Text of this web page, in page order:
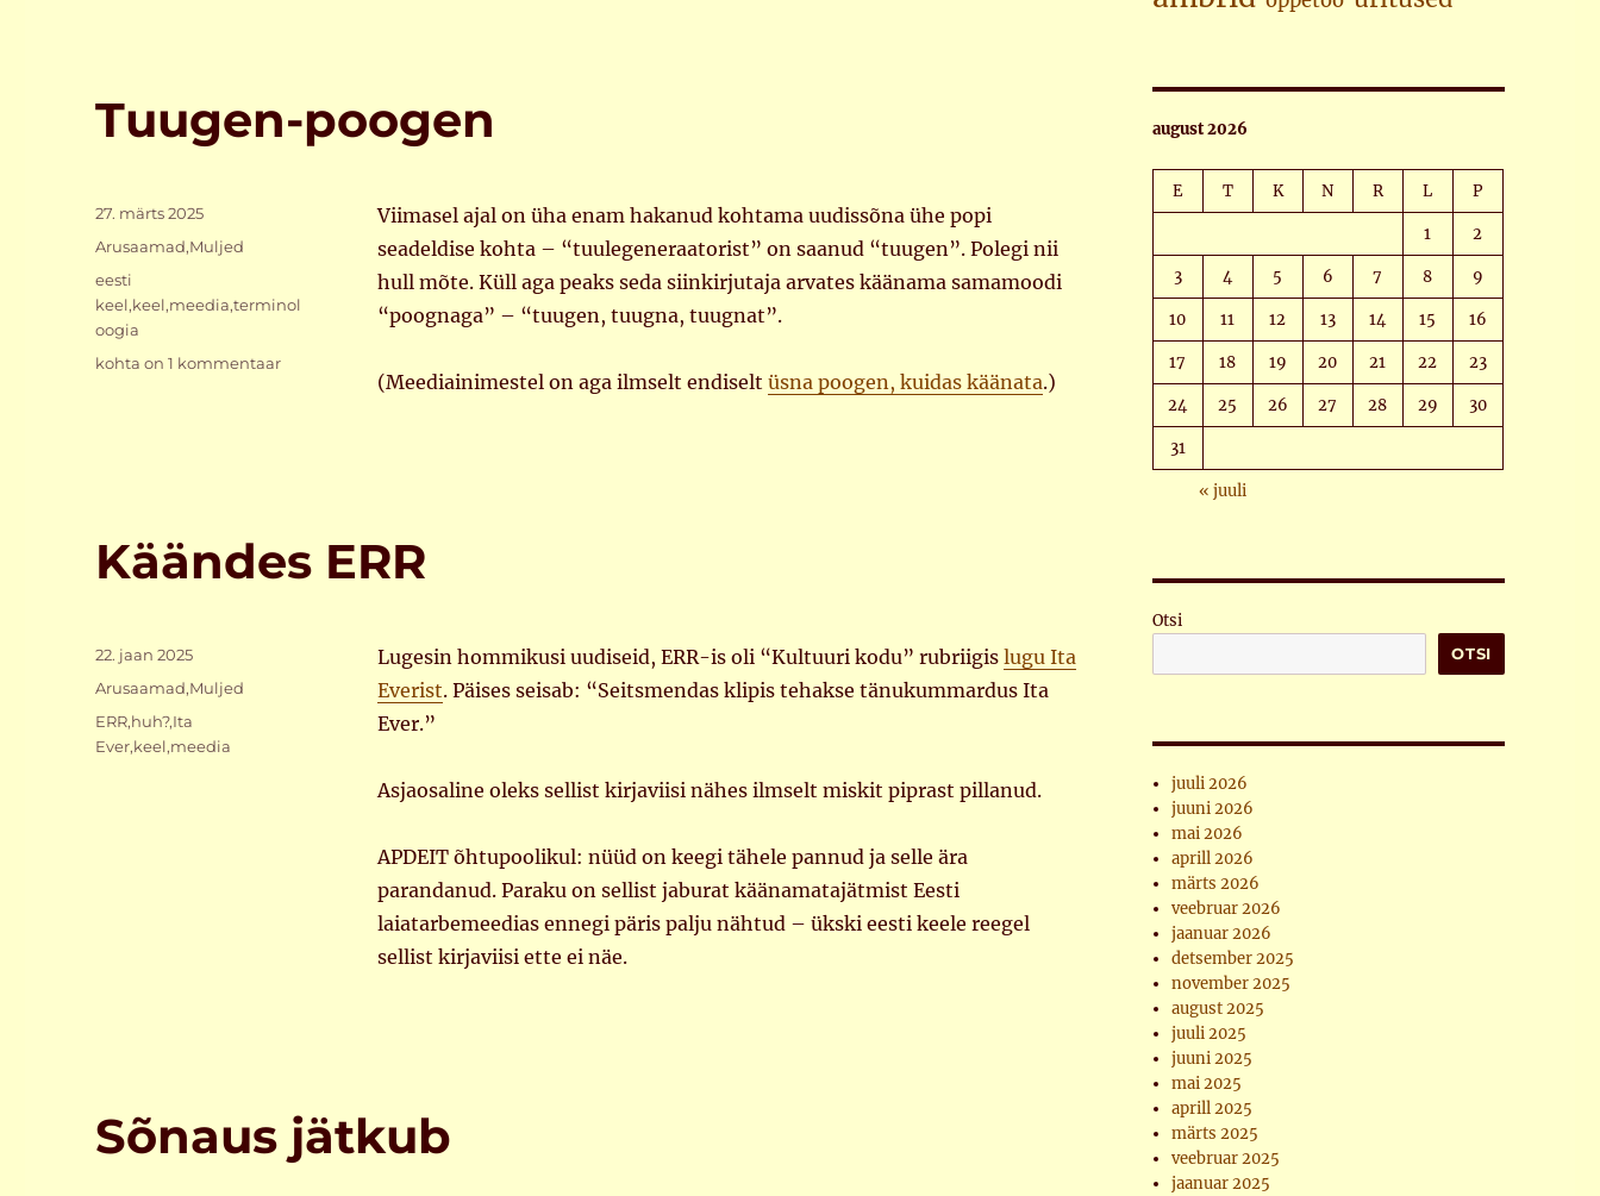
Tuugen-poogen
Viimasel ajal on üha enam hakanud kohtama uudissõna ühe popi
seadeldise kohta – “tuulegeneraatorist” on saanud “tuugen”. Polegi nii
hull mõte. Küll aga peaks seda siinkirjutaja arvates käänama samamoodi
“poognaga” – “tuugen, tuugna, tuugnat”.
(Meediainimestel on aga ilmselt endiselt üsna poogen, kuidas käänata.)
Postitatud
27. märts 2025
Rubriigid
Arusaamad,Muljed
Sildid
eesti
keel,keel,meedia,terminol
oogia
Tuugen-
kohta on 1 kommentaar
Käändes ERR
Lugesin hommikusi uudiseid, ERR-is oli “Kultuuri kodu” rubriigis lugu Ita
Everist. Päises seisab: “Seitsmendas klipis tehakse tänukummardus Ita
Ever.”
Asjaosaline oleks sellist kirjaviisi nähes ilmselt miskit piprast pillanud.
APDEIT õhtupoolikul: nüüd on keegi tähele pannud ja selle ära
parandanud. Paraku on sellist jaburat käänamatajätmist Eesti
laiatarbemeedias ennegi päris palju nähtud – ükski eesti keele reegel
sellist kirjaviisi ette ei näe.
Postitatud
22. jaan 2025
Rubriigid
Arusaamad,Muljed
Sildid
ERR,huh?,Ita
Ever,keel,meedia
Sõnaus jätkub
august 2026
E T K N R L P
1 2
3 4 5 6 7 8 9
10 11 12 13 14 15 16
17 18 19 20 21 22 23
24 25 26 27 28 29 30
31
« juuli
Otsi
OTSI
juuli 2026
juuni 2026
mai 2026
aprill 2026
märts 2026
veebruar 2026
jaanuar 2026
detsember 2025
november 2025
august 2025
juuli 2025
juuni 2025
mai 2025
aprill 2025
märts 2025
veebruar 2025
jaanuar 2025